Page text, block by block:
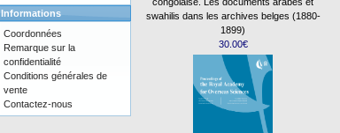
swahilis dans les archives belges (1880-
1899)
30.00€
Informations
Coordonnées
Remarque sur la
confidentialité
Conditions générales de
vente
Contactez-nous